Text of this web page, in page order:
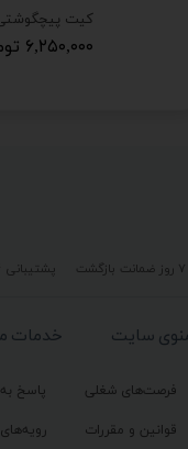
۶,۲۵۰,۰۰۰ تومان
پشتیبانی ۲۴ ساعته ۷ روز ضمانت بازگشت
خدمات
پاسخ
رویه‌های
سایت
فرصت‌های شغلی
قوانین و مقررات